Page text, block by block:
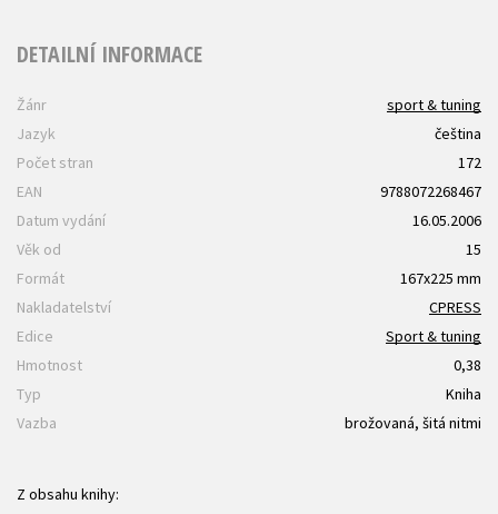
DETAILNÍ INFORMACE
Žánr
sport & tuning
Jazyk
čeština
Počet stran
172
EAN
9788072268467
Datum vydání
16.05.2006
Věk od
15
Formát
167x225 mm
Nakladatelství
CPRESS
Edice
Sport & tuning
Hmotnost
0,38
Typ
Kniha
Vazba
brožovaná, šitá nitmi
Z obsahu knihy: